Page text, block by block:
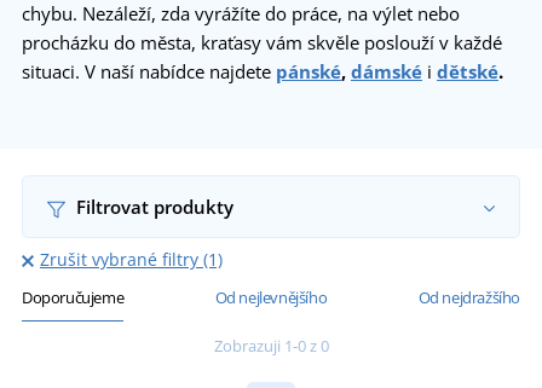
chybu. Nezáleží, zda vyrážíte do práce, na výlet nebo
procházku do města, kraťasy vám skvěle poslouží v každé
situaci. V naší nabídce najdete pánské, dámské i dětské.
Filtrovat produkty
Zrušit vybrané filtry (1)
Doporučujeme Od nejlevnějšího Od nejdražšího
Zobrazuji 1-0 z 0